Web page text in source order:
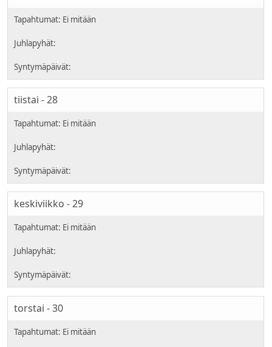
tiistai - 28
keskiviikko - 29
torstai - 30